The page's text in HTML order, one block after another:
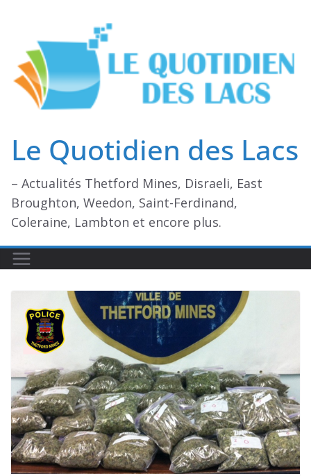
contenu
Le Quotidien des Lacs
– Actualités Thetford Mines, Disraeli, East
Broughton, Weedon, Saint-Ferdinand,
Coleraine, Lambton et encore plus.